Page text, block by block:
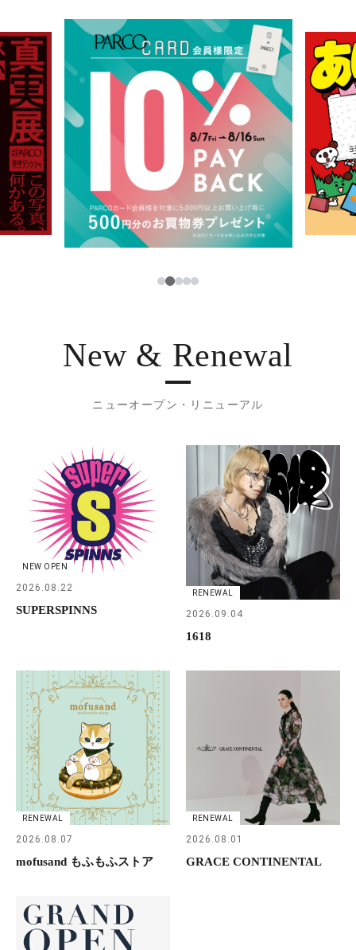
ニュース
レストラン・カフェ
TAX FREE
PARCOメンバーズ
JP
한국어
ภาษาไทย
日本語
1234
New & Renewal
ニューオープン・リニューアル
NEW OPEN
2026.08.22
SUPERSPINNS
RENEWAL
2026.09.04
1618
RENEWAL
2026.08.07
mofusand もふもふストア
RENEWAL
2026.08.01
GRACE CONTINENTAL